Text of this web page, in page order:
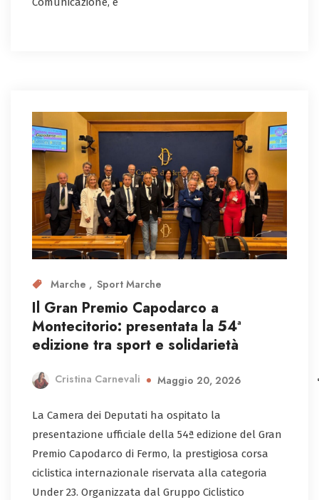
Marche Sport Marche
Il Gran Premio Capodarco a
Montecitorio: presentata la 54ª
edizione tra sport e solidarietà
Cristina Carnevali Maggio 20, 2026
La Camera dei Deputati ha ospitato la
presentazione ufficiale della 54ª edizione del Gran
Premio Capodarco di Fermo, la prestigiosa corsa
ciclistica internazionale riservata alla categoria
Under 23. Organizzata dal Gruppo Ciclistico